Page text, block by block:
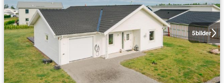
5bilder